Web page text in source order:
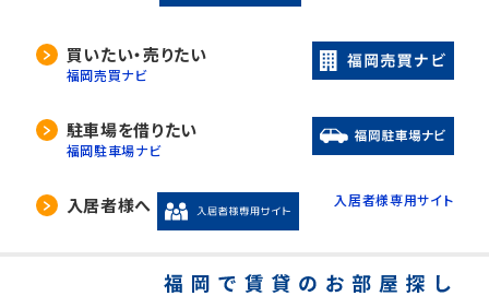
買いたい・売りたい
福岡売買ナビ
駐車場を借りたい
福岡駐車場ナビ
入居者様へ 入居者様専用サイト